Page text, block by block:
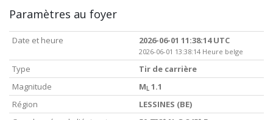
Paramètres au foyer
Date et heure 2026-06-01 11:38:14 UTC
2026-06-01 13:38:14 Heure belge
Type
Tir de carrière
Magnitude
M L 1.1
Région
LESSINES (BE)